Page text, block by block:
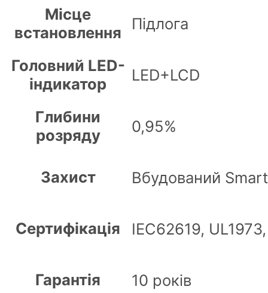
Місце
встановлення
Підлога
Головний LED-
індикатор
LED+LCD
Глибини
розряду
0,95%
Захист Вбудований
Сертифікація IEC62619,
Гарантія 10 років